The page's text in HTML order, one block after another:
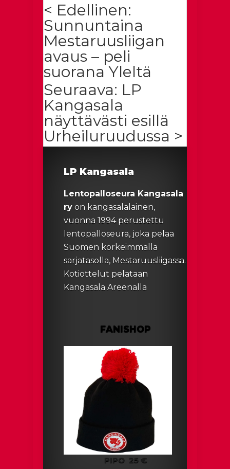
< Edellinen:
Sunnuntaina
Mestaruusliigan
avaus – peli
suorana Yleltä
Seuraava: LP
Kangasala
näyttävästi esillä
Urheiluruudussa >
LP Kangasala
Lentopalloseura Kangasala
ry on kangasalalainen,
vuonna 1994 perustettu
lentopalloseura, joka pelaa
Suomen korkeimmalla
sarjatasolla, Mestaruusliigassa.
Kotiottelut pelataan
Kangasala Areenalla
FANISHOP
PIPO 25 €